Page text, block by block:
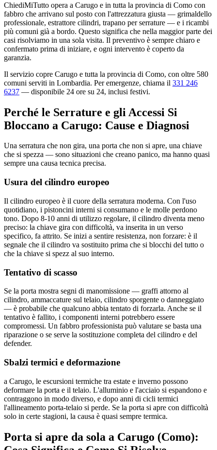
ChiediMiTutto opera a Carugo e in tutta la provincia di Como con
fabbro che arrivano sul posto con l'attrezzatura giusta — grimaldello
professionale, estrattore cilindri, trapano per serrature — e i ricambi
più comuni già a bordo. Questo significa che nella maggior parte dei
casi risolviamo in una sola visita. Il preventivo è sempre chiaro e
confermato prima di iniziare, e ogni intervento è coperto da
garanzia.
Il servizio copre Carugo e tutta la provincia di Como, con oltre 580
comuni serviti in Lombardia. Per emergenze, chiama il 331 246
6237 — disponibile 24 ore su 24, inclusi festivi.
Perché le Serrature e gli Accessi Si
Bloccano a Carugo: Cause e Diagnosi
Una serratura che non gira, una porta che non si apre, una chiave
che si spezza — sono situazioni che creano panico, ma hanno quasi
sempre una causa tecnica precisa.
Usura del cilindro europeo
Il cilindro europeo è il cuore della serratura moderna. Con l'uso
quotidiano, i pistoncini interni si consumano e le molle perdono
tono. Dopo 8-10 anni di utilizzo regolare, il cilindro diventa meno
preciso: la chiave gira con difficoltà, va inserita in un verso
specifico, fa attrito. Se inizi a sentire resistenza, non forzare: è il
segnale che il cilindro va sostituito prima che si blocchi del tutto o
che la chiave si spezz al suo interno.
Tentativo di scasso
Se la porta mostra segni di manomissione — graffi attorno al
cilindro, ammaccature sul telaio, cilindro sporgente o danneggiato
— è probabile che qualcuno abbia tentato di forzarla. Anche se il
tentativo è fallito, i componenti interni potrebbero essere
compromessi. Un fabbro professionista può valutare se basta una
riparazione o se serve la sostituzione completa del cilindro e del
defender.
Sbalzi termici e deformazione
a Carugo, le escursioni termiche tra estate e inverno possono
deformare la porta e il telaio. L'alluminio e l'acciaio si espandono e
contraggono in modo diverso, e dopo anni di cicli termici
l'allineamento porta-telaio si perde. Se la porta si apre con difficoltà
solo in certe stagioni, la causa è quasi sempre termica.
Porta si apre da sola a Carugo (Como):